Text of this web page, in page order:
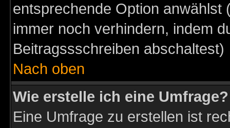
entsprechende Option anwählst
immer noch verhindern, indem
Beitragssschreiben abschaltest)
Nach oben
Wie erstelle ich eine Umfrage?
Eine Umfrage zu erstellen ist